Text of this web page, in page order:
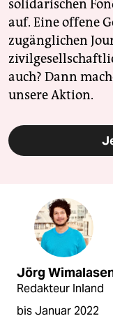
solidarischen
auf. Eine offene
zugänglichen
auch? Dann
unsere Aktion.
Jörg
Redakteur Inland
bis Januar 2022